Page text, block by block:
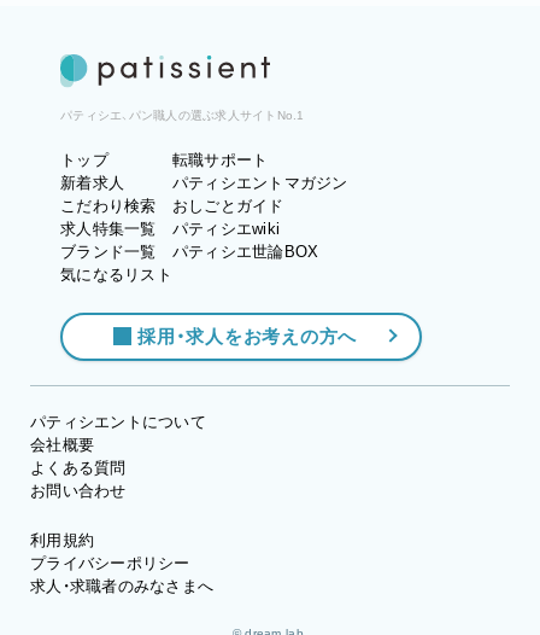
パティシエ、パン職人の選ぶ求人サイトNo.1
トップ
新着求人
こだわり検索
求人特集一覧
ブランド一覧
気になるリスト
転職サポート
パティシエントマガジン
おしごとガイド
パティシエwiki
パティシエ世論BOX
採用・求人をお考えの方へ
パティシエントについて
会社概要
よくある質問
お問い合わせ
利用規約
プライバシーポリシー
求人・求職者のみなさまへ